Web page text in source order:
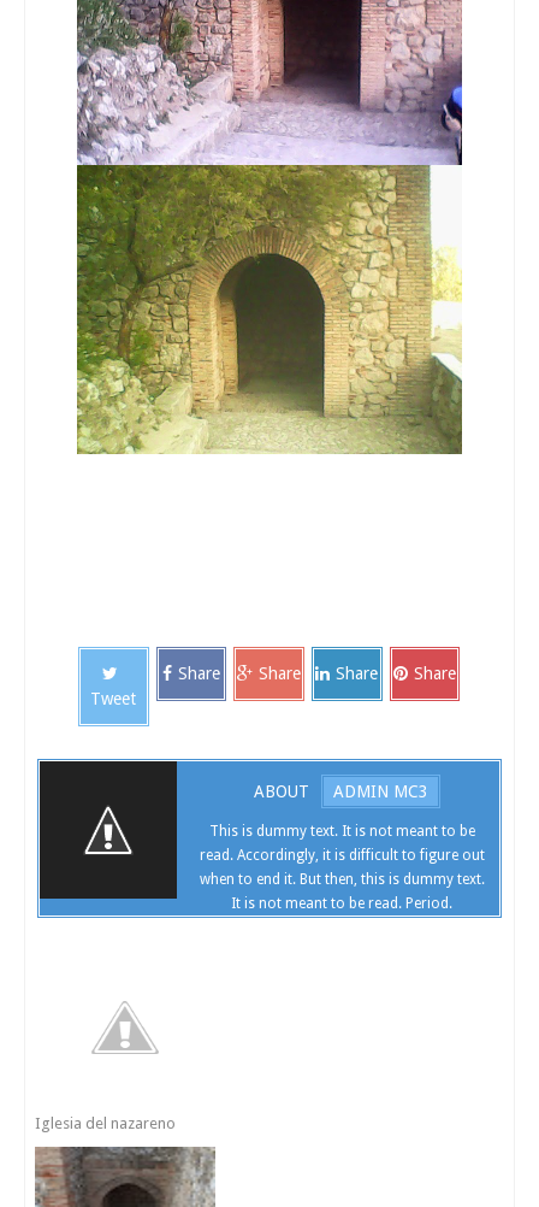
Tweet
Share Share Share Share
ABOUT ADMIN MC3
This is dummy text. It is not meant to be
read. Accordingly, it is difficult to figure out
when to end it. But then, this is dummy text.
It is not meant to be read. Period.
Iglesia del nazareno